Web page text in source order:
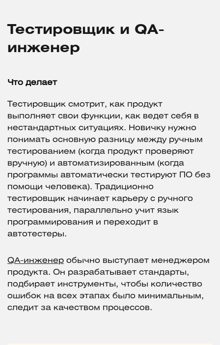
Тестировщик и QA-
инженер
Что делает
Тестировщик смотрит, как продукт
выполняет свои функции, как ведет себя в
нестандартных ситуациях. Новичку нужно
понимать основную разницу между ручным
тестированием (когда продукт проверяют
вручную) и автоматизированным (когда
программы автоматически тестируют ПО без
помощи человека). Традиционно
тестировщик начинает карьеру с ручного
тестирования, параллельно учит язык
программирования и переходит в
автотестеры.
QA-инженер обычно выступает менеджером
продукта. Он разрабатывает стандарты,
подбирает инструменты, чтобы количество
ошибок на всех этапах было минимальным,
следит за качеством процессов.